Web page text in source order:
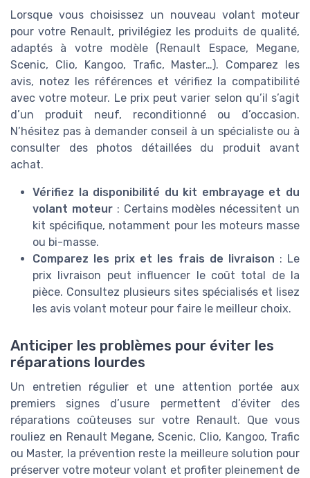
Lorsque vous choisissez un nouveau volant moteur
pour votre Renault, privilégiez les produits de qualité,
adaptés à votre modèle (Renault Espace, Megane,
Scenic, Clio, Kangoo, Trafic, Master…). Comparez les
avis, notez les références et vérifiez la compatibilité
avec votre moteur. Le prix peut varier selon qu’il s’agit
d’un produit neuf, reconditionné ou d’occasion.
N’hésitez pas à demander conseil à un spécialiste ou à
consulter des photos détaillées du produit avant
achat.
Vérifiez la disponibilité du kit embrayage et du
volant moteur: Certains modèles nécessitent un
kit spécifique, notamment pour les moteurs masse
ou bi-masse.
Comparez les prix et les frais de livraison : Le
prix livraison peut influencer le coût total de la
pièce. Consultez plusieurs sites spécialisés et lisez
les avis volant moteur pour faire le meilleur choix.
Anticiper les problèmes pour éviter les
réparations lourdes
Un entretien régulier et une attention portée aux
premiers signes d’usure permettent d’éviter des
réparations coûteuses sur votre Renault. Que vous
rouliez en Renault Megane, Scenic, Clio, Kangoo, Trafic
ou Master, la prévention reste la meilleure solution pour
préserver votre moteur volant et profiter pleinement de